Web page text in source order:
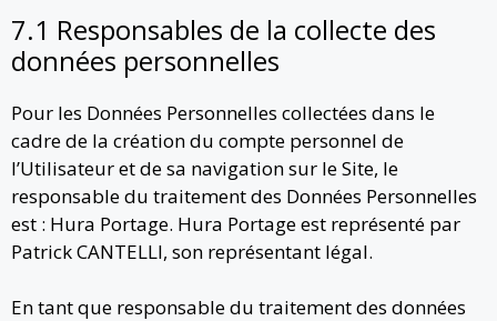
7.1 Responsables de la collecte des
données personnelles
Pour les Données Personnelles collectées dans le
cadre de la création du compte personnel de
l’Utilisateur et de sa navigation sur le Site, le
responsable du traitement des Données Personnelles
est : Hura Portage. Hura Portage est représenté par
Patrick CANTELLI, son représentant légal.
En tant que responsable du traitement des données